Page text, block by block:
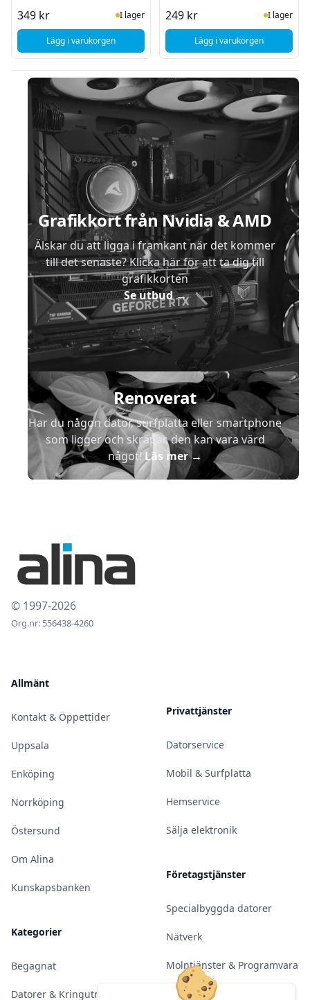
349 kr I Lager
I lager
Lägg i varukorgen, Aten USB-switch - Manuell - 2 datorer till 1 enhet
249 kr I Lager
I lager
Lägg i varukorgen, SiGN 5-in-1 HUB
Grafikkort från Nvidia & AMD
Älskar du att ligga i framkant när det kommer
till det senaste? Klicka här för att ta dig till
grafikkorten
Se utbud→
Renoverat
Har du någon dator, surfplatta eller smartphone
som ligger och skräpar, den kan vara värd
något!Läs mer→
© 1997-2026
Org.nr: 556438-4260
Allmänt
Kontakt & Öppettider
Uppsala
Enköping
Norrköping
Östersund
Om Alina
Kunskapsbanken
Kategorier
Begagnat
Datorer & Kringutrustning
Privattjänster
Datorservice
Mobil & Surfplatta
Hemservice
Sälja elektronik
Företagstjänster
Specialbyggda datorer
Nätverk
Molntjänster & Programvara
Server & Backup